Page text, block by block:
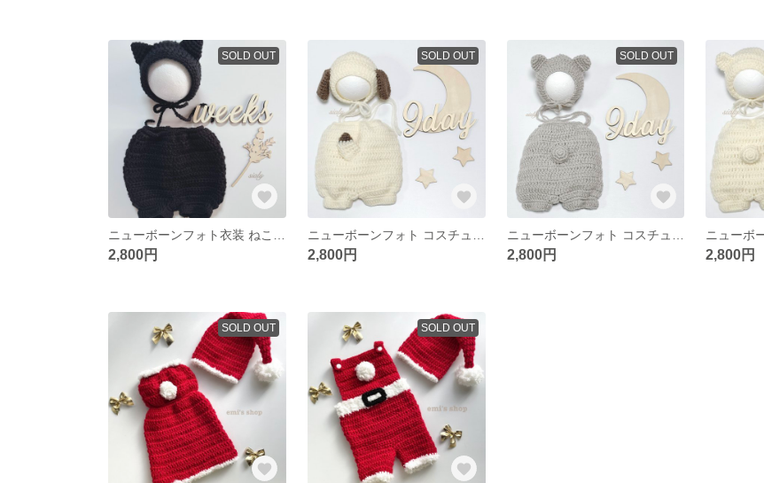
SOLD OUT
2,800円
SOLD OUT
2,800円
SOLD OUT
2,800円 2,800円
SOLD OUT SOLD OUT